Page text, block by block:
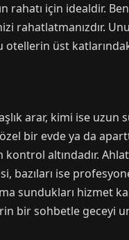
rahatı için idealdir.
otellerin üst
arar, kimi ise uzun
bir evde ya da
altındadır.
bazıları ise
sundukları hizmet
bir sohbetle geceyi